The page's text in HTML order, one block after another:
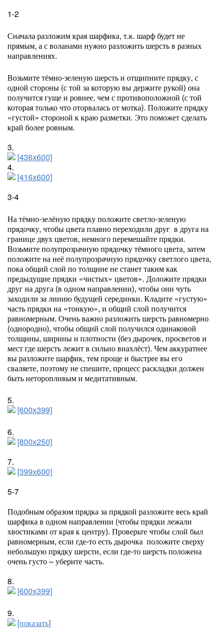
1-2
Сначала разложим края шарфика, т.к. шарф будет не
прямым, а с воланами нужно разложить шерсть в разных
направлениях.
Возьмите тёмно-зеленую шерсть и отщипните прядку, с
одной стороны (с той за которую вы держите рукой) она
получится гуще и ровнее, чем с противоположной (с той
которая только что оторвалась от мотка). Положите прядку
«густой» стороной к краю разметки. Это поможет сделать
край более ровным.
3.
[436x600]
4.
[416x600]
3-4
На тёмно-зелёную прядку положите светло-зеленую
прядочку, чтобы цвета плавно переходили друг в друга на
границе двух цветов, немного перемешайте прядки.
Возьмите полупрозрачную прядочку тёмного цвета, затем
положите на неё полупрозрачную прядочку светлого цвета,
пока общий слой по толщине не станет таким как
предыдущие прядки «чистых» цветов». Доложите прядки
друг на друга (в одном направлении), чтобы они чуть
заходили за линию будущей серединки. Кладите «густую»
часть прядки на «тонкую», и общий слой получится
равномерным. Очень важно разложить шерсть равномерно
(однородно), чтобы общий слой получился одинаковой
толщины, ширины и плотности (без дырочек, просветов и
мест где шерсть лежит в сильно внахлёст). Чем аккуратнее
вы разложите шарфик, тем проще и быстрее вы его
сваляете, поэтому не спешите, процесс раскладки должен
быть неторопливым и медитативным.
5.
[600x399]
6.
[800x250]
7.
[399x600]
5-7
Подобным образом прядка за прядкой разложите весь край
шарфика в одном направлении (чтобы прядки лежали
хвостиками от края к центру). Проверьте чтобы слой был
равномерным, если где-то есть дырочка положите сверху
небольшую прядку шерсти, если где-то шерсть положена
очень густо – уберите часть.
8.
[600x399]
9.
[показать]